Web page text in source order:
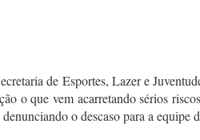
de Esportes, Lazer e
o que vem acarretando sérios
o descaso para a equipe